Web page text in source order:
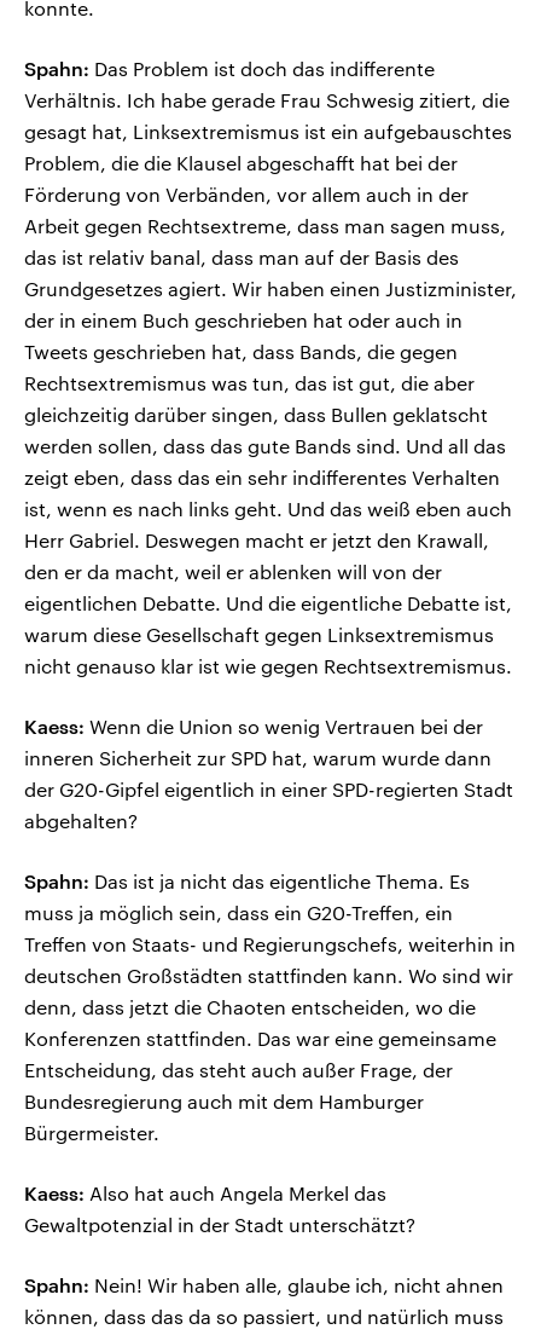
konnte.
Spahn: Das Problem ist doch das indifferente
Verhältnis. Ich habe gerade Frau Schwesig zitiert, die
gesagt hat, Linksextremismus ist ein aufgebauschtes
Problem, die die Klausel abgeschafft hat bei der
Förderung von Verbänden, vor allem auch in der
Arbeit gegen Rechtsextreme, dass man sagen muss,
das ist relativ banal, dass man auf der Basis des
Grundgesetzes agiert. Wir haben einen Justizminister,
der in einem Buch geschrieben hat oder auch in
Tweets geschrieben hat, dass Bands, die gegen
Rechtsextremismus was tun, das ist gut, die aber
gleichzeitig darüber singen, dass Bullen geklatscht
werden sollen, dass das gute Bands sind. Und all das
zeigt eben, dass das ein sehr indifferentes Verhalten
ist, wenn es nach links geht. Und das weiß eben auch
Herr Gabriel. Deswegen macht er jetzt den Krawall,
den er da macht, weil er ablenken will von der
eigentlichen Debatte. Und die eigentliche Debatte ist,
warum diese Gesellschaft gegen Linksextremismus
nicht genauso klar ist wie gegen Rechtsextremismus.
Kaess: Wenn die Union so wenig Vertrauen bei der
inneren Sicherheit zur SPD hat, warum wurde dann
der G20-Gipfel eigentlich in einer SPD-regierten Stadt
abgehalten?
Spahn: Das ist ja nicht das eigentliche Thema. Es
muss ja möglich sein, dass ein G20-Treffen, ein
Treffen von Staats- und Regierungschefs, weiterhin in
deutschen Großstädten stattfinden kann. Wo sind wir
denn, dass jetzt die Chaoten entscheiden, wo die
Konferenzen stattfinden. Das war eine gemeinsame
Entscheidung, das steht auch außer Frage, der
Bundesregierung auch mit dem Hamburger
Bürgermeister.
Kaess: Also hat auch Angela Merkel das
Gewaltpotenzial in der Stadt unterschätzt?
Spahn: Nein! Wir haben alle, glaube ich, nicht ahnen
können, dass das da so passiert, und natürlich muss